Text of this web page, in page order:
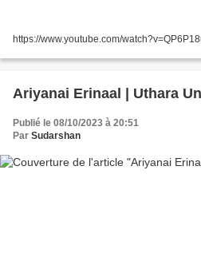
https://www.youtube.com/
Ariyanai Erinaal | Uthara
Publié le 08/10/2023 à 20:51
Par Sudarshan